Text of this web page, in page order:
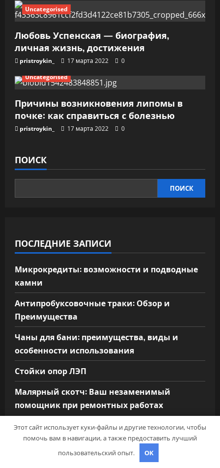
Uncategorised
Любовь Успенская — биография,
личная жизнь, достижения
pristroykin_ 17 марта 2022
0
Uncategorised
Причины возникновения липомы в
почке: как справиться с болезнью
pristroykin_ 17 марта 2022 0
ПОИСК
ПОИСК
ПОСЛЕДНИЕ ЗАПИСИ
Микрокредиты: возможности и подводные
камни
Антипробуксовочные траки: Обзор и
Преимущества
Чаны для бани: преимущества, виды и
особенности использования
Стойки опор ЛЭП
Малярный скотч: Ваш незаменимый
помощник при ремонтных работах
Этот сайт использует куки-файлы и другие технологии, чтобы
помочь вам в навигации, а также предоставить лучший
пользовательский опыт.
OK